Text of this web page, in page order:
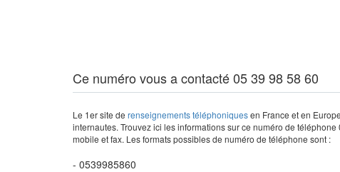
Ce numéro vous a contacté 05 39 98 58 60
Le 1er site de renseignements téléphoniquesen France et en
internautes. Trouvez ici les informations sur ce numéro de
mobile et fax. Les formats possibles de numéro de téléphone sont :
- 0539985860